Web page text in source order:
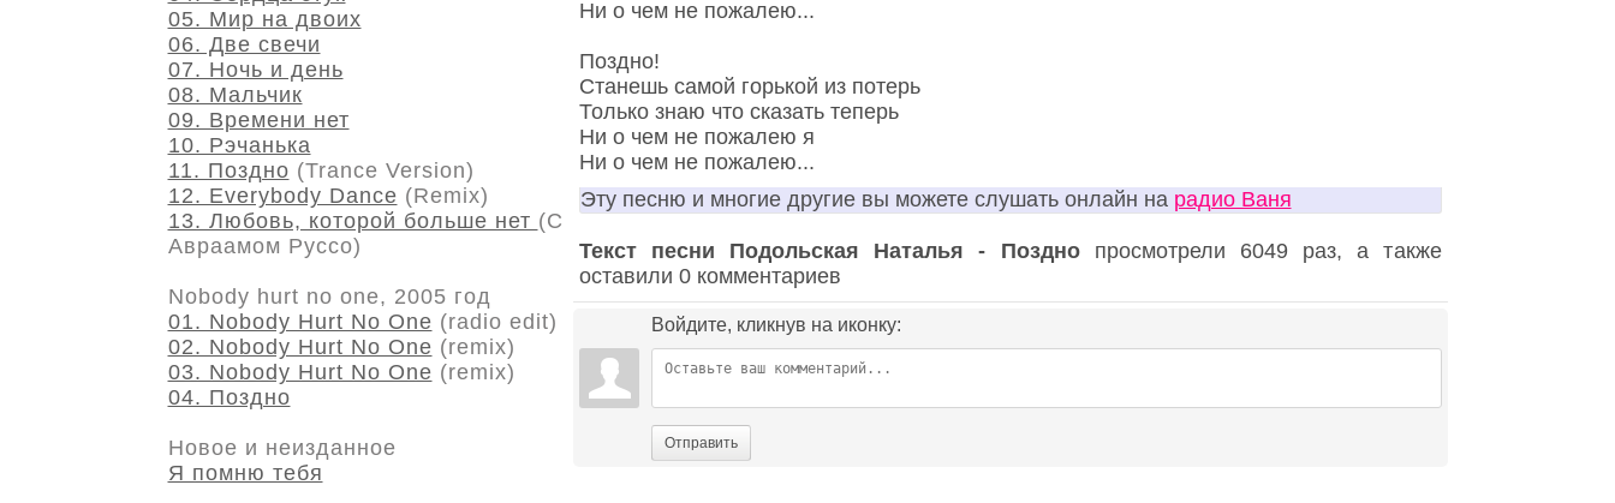
Ни о чем не пожалею...
Поздно!
Станешь самой горькой из потерь
Только знаю что сказать теперь
Ни о чем не пожалею я
Ни о чем не пожалею...
Эту песню и многие другие вы можете слушать онлайн на радио Ваня
Текст песни Подольская Наталья - Позднопросмотрели 6049 раз, а также
оставили 0 комментариев
Войдите, кликнув на иконку:
Отправить
05. Мир на двоих
06. Две свечи
07. Ночь и день
08. Мальчик
09. Времени нет
10. Рэчанька
11. Поздно (Trance Version)
12. Everybody Dance (Remix)
13. Любовь, которой больше нет (С
Авраамом Руссо)
Nobody hurt no one, 2005 год
01. Nobody Hurt No One (radio edit)
02. Nobody Hurt No One (remix)
03. Nobody Hurt No One (remix)
04. Поздно
Новое и неизданное
Я помню тебя